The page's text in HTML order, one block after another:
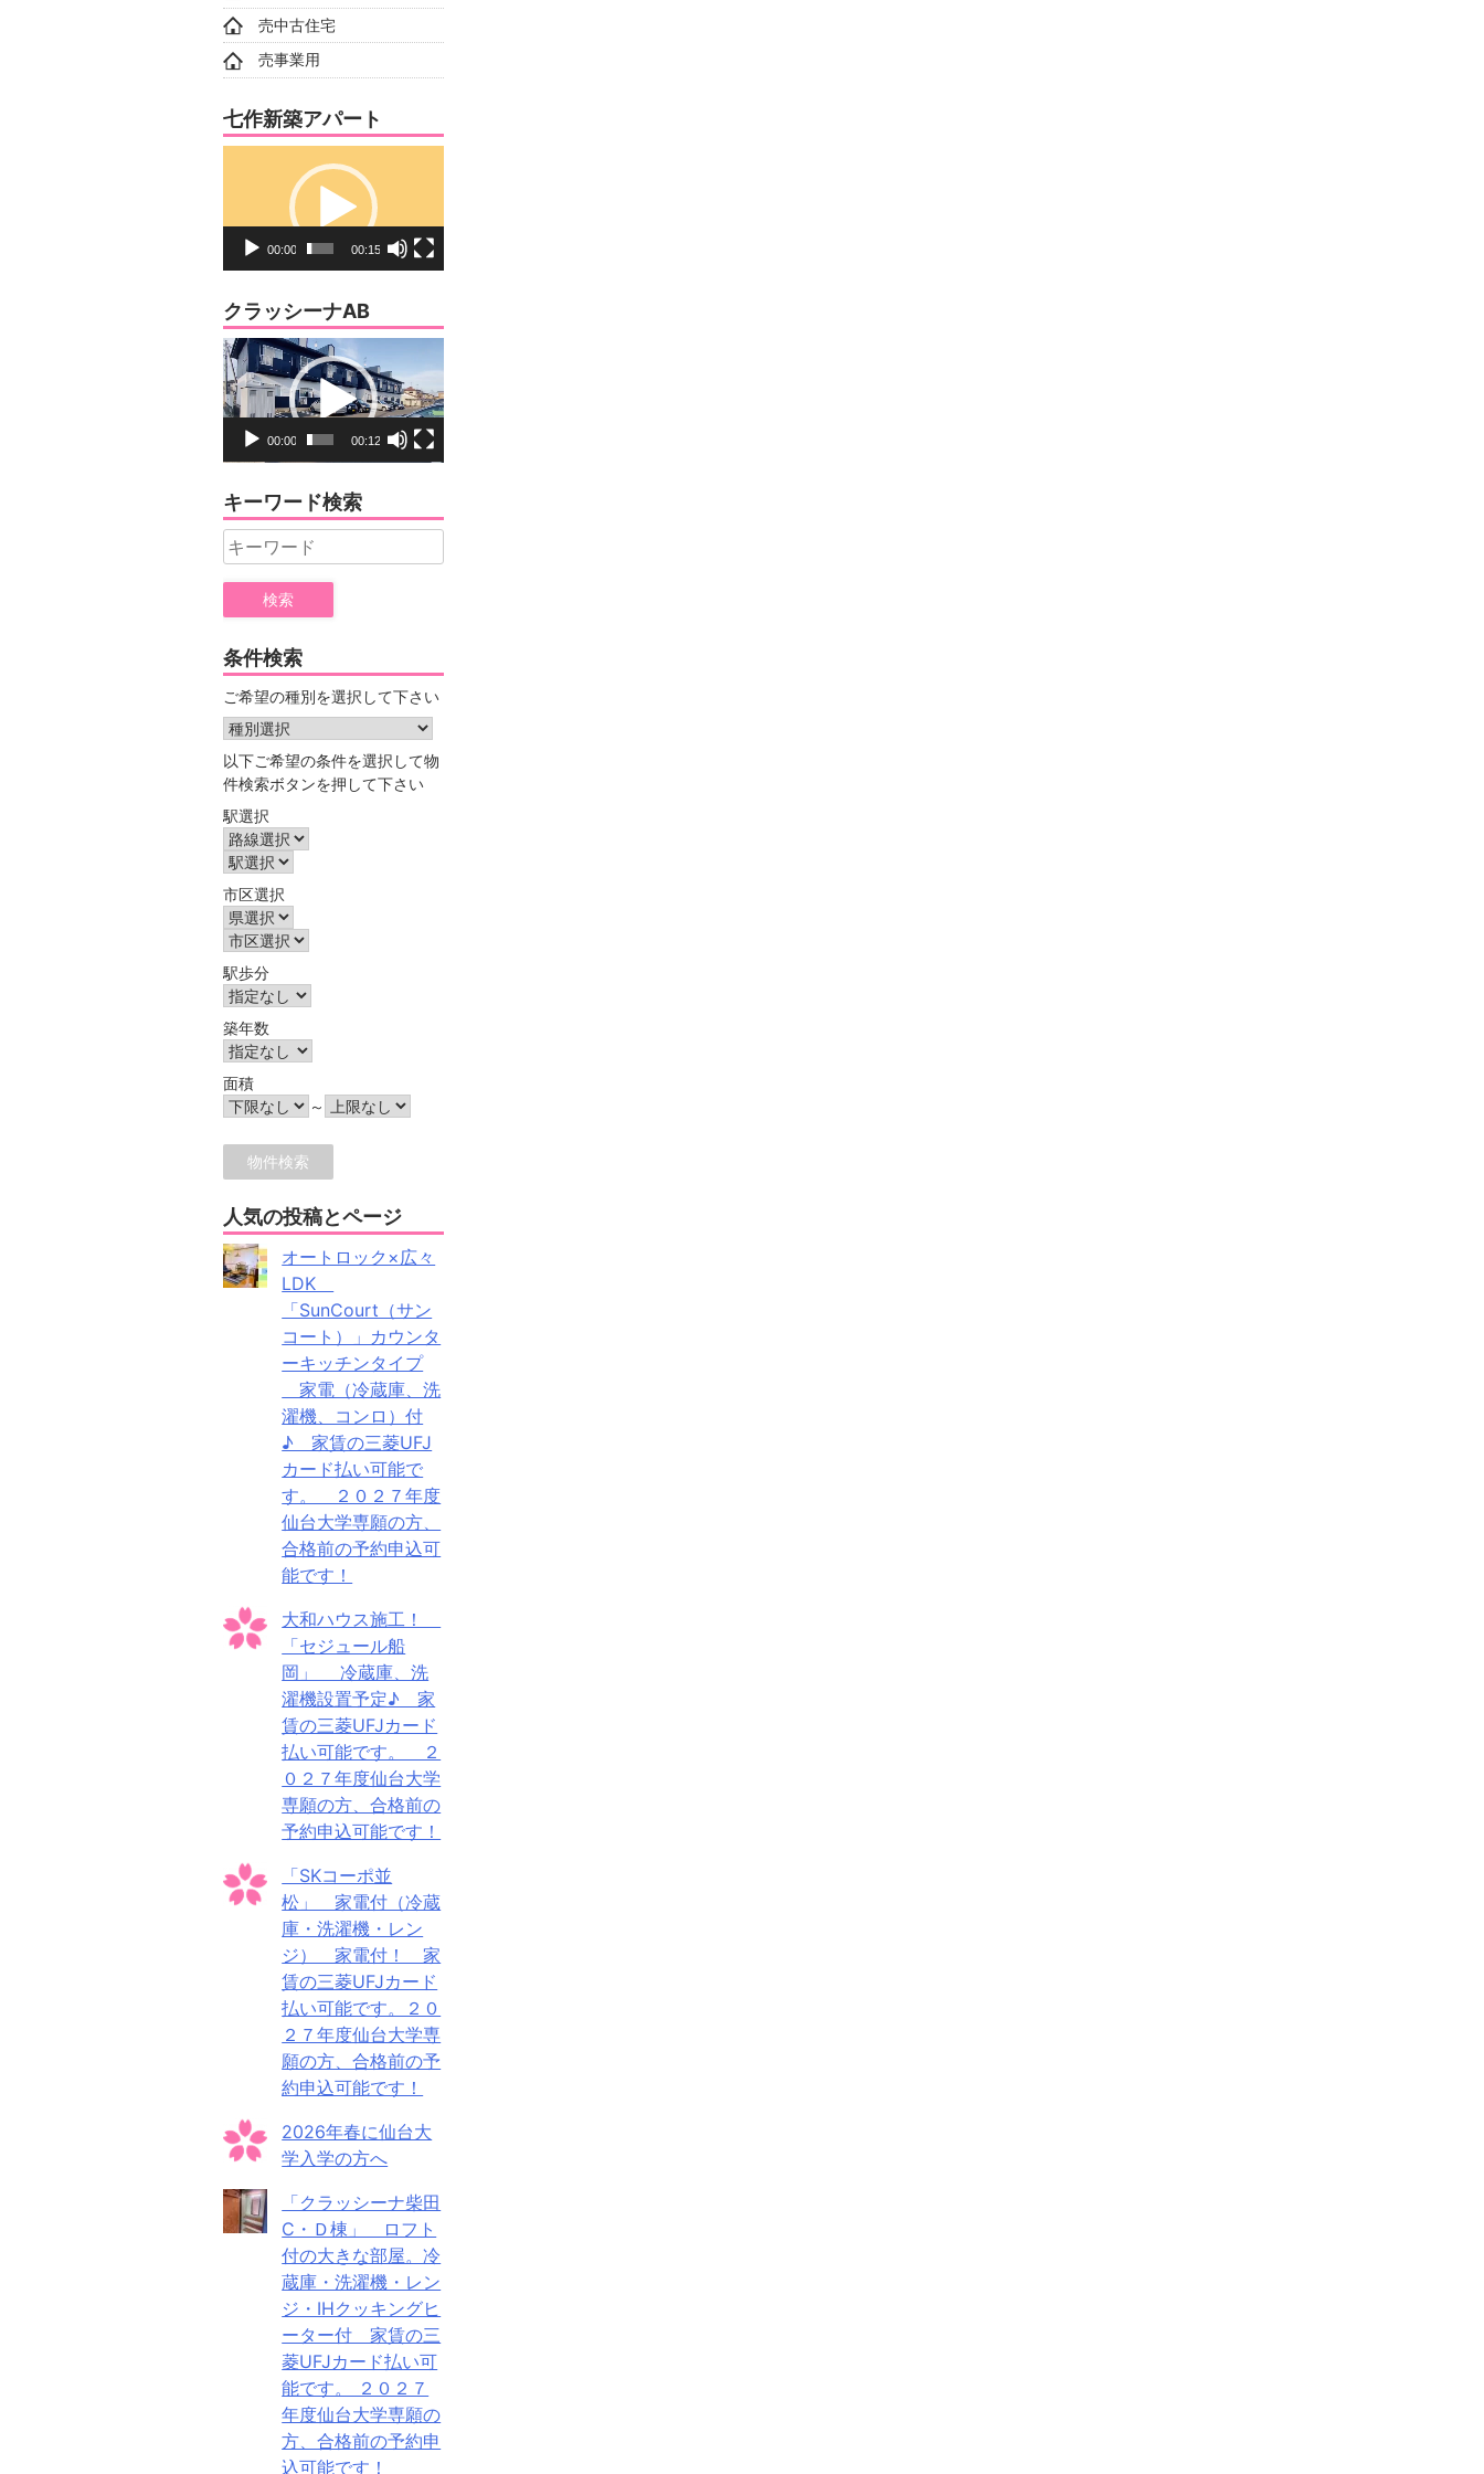
売中古住宅
売事業用
七作新築アパート
ー
00:00 00:15
クラッシーナAB
動
画
プ
ー
00:00 00:12
キーワード検索
Search
for:
条件検索
ご希望の種別を選択して下さい
以下ご希望の条件を選択して物
件検索ボタンを押して下さい
駅選択
市区選択
駅歩分
築年数
面積
～
人気の投稿とページ
オートロック×広々
LDK
「SunCourt（サン
コート）」カウンタ
ーキッチンタイプ
家電（冷蔵庫、洗
濯機、コンロ）付
♪ 家賃の三菱UFJ
カード払い可能で
す。 ２０２７年度
仙台大学専願の方、
合格前の予約申込可
能です！
大和ハウス施工！
「セジュール船
岡」 冷蔵庫、洗
濯機設置予定♪ 家
賃の三菱UFJカード
払い可能です。 ２
０２７年度仙台大学
専願の方、合格前の
予約申込可能です！
「SKコーポ並
松」 家電付（冷蔵
庫・洗濯機・レン
ジ） 家電付！ 家
賃の三菱UFJカード
払い可能です。２０
２７年度仙台大学専
願の方、合格前の予
約申込可能です！
2026年春に仙台大
学入学の方へ
「クラッシーナ柴田
C・Ｄ棟」 ロフト
付の大きな部屋。冷
蔵庫・洗濯機・レン
ジ・IHクッキングヒ
ーター付 家賃の三
菱UFJカード払い可
能です。 ２０２７
年度仙台大学専願の
方、合格前の予約申
込可能です！